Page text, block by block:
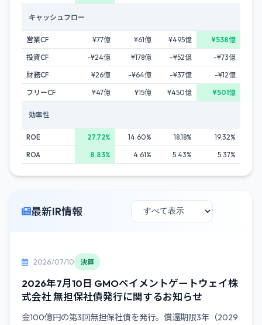
キャッシュフロー
営業CF ¥77億 ¥61億 ¥495億
¥538億
投資CF
-¥24億 ¥178億 -¥52億
-¥73億
財務CF
¥26億 -¥64億 -¥37億
-¥12億
フリーCF
¥47億 ¥15億 ¥450億 ¥501億
効率性
ROE 27.72% 14.60% 18.18%
19.32%
ROA
8.83% 4.61% 5.43% 5.37%
最新IR情報
2026/07/10 決算
2026年7月10日 GMOペイメントゲートウェイ株
式会社 無担保社債発行に関するお知らせ
金100億円の第3回無担保社債を発行。償還期限3年（2029